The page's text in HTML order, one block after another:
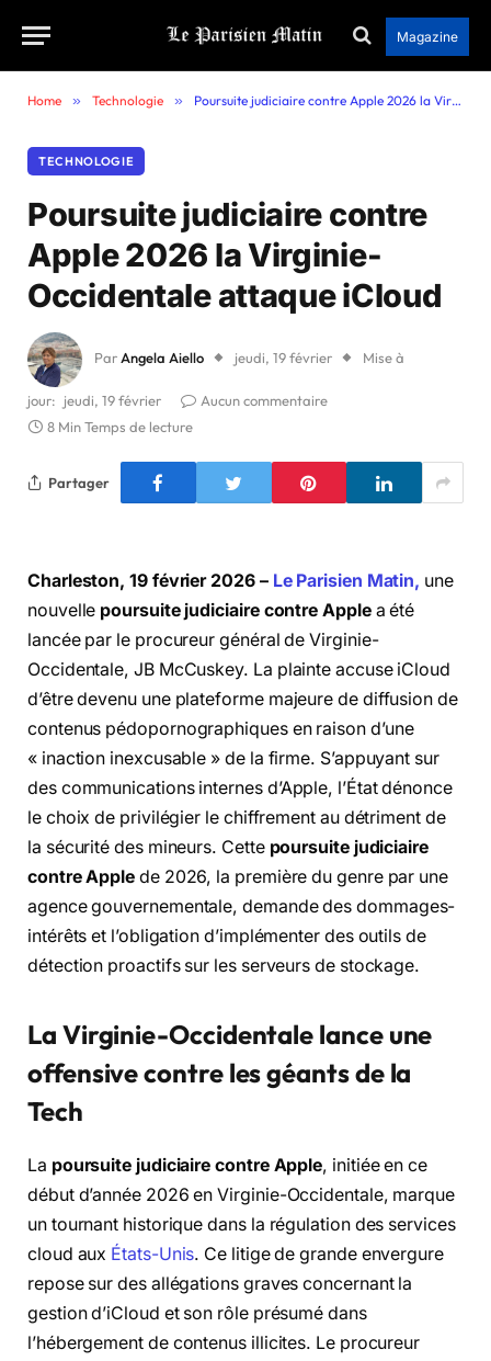
Magazine
Home » Technologie » Poursuite judiciaire contre Apple 2026 la Virginie-Occidentale attaque iCloud
TECHNOLOGIE
Poursuite judiciaire contre
Apple 2026 la Virginie-
Occidentale attaque iCloud
Par Angela Aiello jeudi, 19 février Mise à
jour: jeudi, 19 février
Aucun commentaire
8 Min Temps de lecture
Partager
Charleston, 19 février 2026 – Le Parisien Matin, une
nouvelle poursuite judiciaire contre Applea été
lancée par le procureur général de Virginie-
Occidentale, JB McCuskey. La plainte accuse iCloud
d’être devenu une plateforme majeure de diffusion de
contenus pédopornographiques en raison d’une
« inaction inexcusable » de la firme. S’appuyant sur
des communications internes d’Apple, l’État dénonce
le choix de privilégier le chiffrement au détriment de
la sécurité des mineurs. Cette poursuite judiciaire
contre Apple de 2026, la première du genre par une
agence gouvernementale, demande des dommages-
intérêts et l’obligation d’implémenter des outils de
détection proactifs sur les serveurs de stockage.
La Virginie-Occidentale lance une
offensive contre les géants de la
Tech
La poursuite judiciaire contre Apple, initiée en ce
début d’année 2026 en Virginie-Occidentale, marque
un tournant historique dans la régulation des services
cloud aux États-Unis. Ce litige de grande envergure
repose sur des allégations graves concernant la
gestion d’iCloud et son rôle présumé dans
l’hébergement de contenus illicites. Le procureur